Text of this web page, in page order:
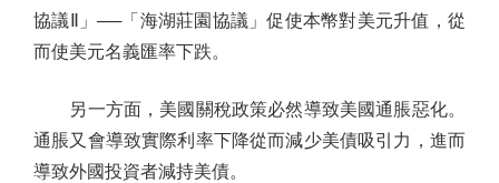
協議Ⅱ」──「海湖莊園協議」促使本幣對美元升值，從
而使美元名義匯率下跌。
另一方面，美國關稅政策必然導致美國通脹惡化。
通脹又會導致實際利率下降從而減少美債吸引力，進而
導致外國投資者減持美債。